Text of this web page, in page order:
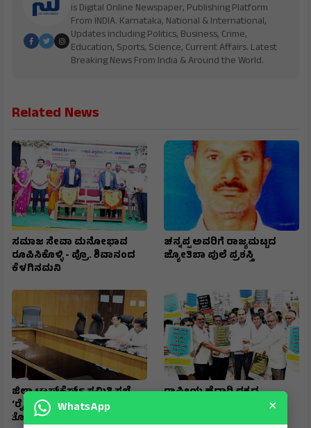
is Digital Online Newspaper, Publishing Platform
From INDIA. Karnataka, National & International,
Updates including Politics, Business, Crime,
Education, Sports, Science, Current Affairs. Latest
Breaking News From India & Around the World.
Related News
ಸಮಾಜ ಸೇವಾ ಮನೋಭಾವ
ರೂಪಿಸಿಕೊಳ್ಳಿ - ಪ್ರೊ. ಶಿವಾನಂದ
ಕೆಳಗಿನಮನಿ
ಚನ್ನಪ್ಪ ಅವರಿಗೆ ರಾಜ್ಯಮಟ್ಟದ
ಜ್ಯೋತಿಬಾ ಪುಲೆ ಪ್ರಶಸ್ತಿ
ಜಿಲ್ಲಾ ಟಾಸ್‌‌ಕೆರ್ಸ್ ಸಮಿತಿ ಸಭೆ
‘ರೈತರಿಗೆ ಯಾವುದೇ
ತೊಂದರೆಯಾಗದಂತೆ ನೋಡಿಕೊಳ್ಳಿ’
ರಾಷ್ಟ್ರೀಯ ಹೆದ್ದಾರಿ ಪಕ್ಕದ
ಜಮೀನುಗಳಿಗೆ ಹೋಗಲು ದಾರಿ
WhatsApp ×